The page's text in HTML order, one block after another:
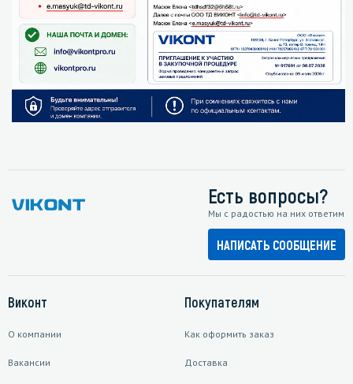
Есть вопросы?
Мы с радостью на них ответим
НАПИСАТЬ СООБЩЕНИЕ
Виконт
О компании
Вакансии
Покупателям
Как оформить заказ
Доставка